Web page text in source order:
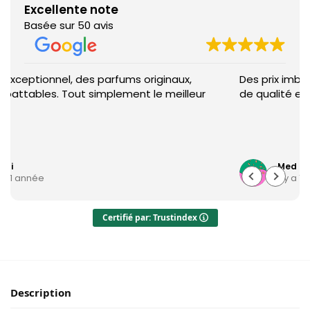
Excellente note
Basée sur 50 avis
meilleur
Des prix imbattables accompagnés d’un
de qualité exceptionnelle
Certifié par: Trustindex
Description